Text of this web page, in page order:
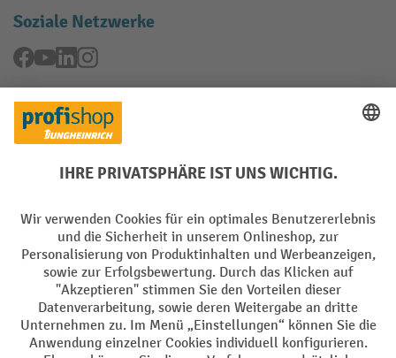
Soziale Netzwerke
Facebook
YouTubeLinkedInInstagram
Rücknahme-Services
Elektrogeräte Rückname
Batterie Rückname
AGB Impressum Datenschutz